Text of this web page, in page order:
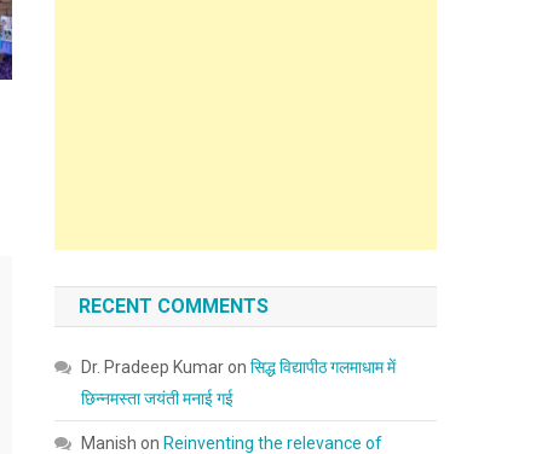
RECENT COMMENTS
Dr. Pradeep Kumaronसिद्ध विद्यापीठ गलमाधाम में
छिन्नमस्ता जयंती मनाई गई
Manish on Reinventing the relevance of